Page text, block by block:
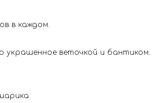
в каждом.
украшенное веточкой и бантиком.